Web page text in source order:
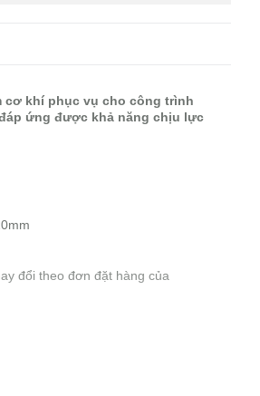
cơ khí phục vụ cho công trình
ứng được khả năng chịu lực
đổi theo đơn đặt hàng của